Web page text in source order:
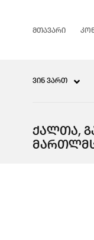
ᲛᲗᲐᲕᲐᲠᲘ
ᲕᲘᲜ ᲕᲐᲠᲗ
ᲥᲐᲚᲗᲐ,